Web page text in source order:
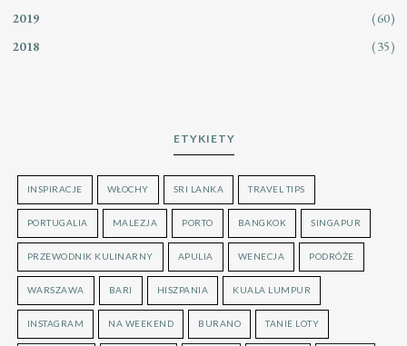
2019 (60)
2018 (35)
ETYKIETY
INSPIRACJE WŁOCHY SRI LANKA TRAVEL TIPS
PORTUGALIA MALEZJA PORTO BANGKOK SINGAPUR
PRZEWODNIK KULINARNY APULIA WENECJA PODRÓŻE
WARSZAWA BARI HISZPANIA KUALA LUMPUR
INSTAGRAM NA WEEKEND BURANO TANIE LOTY